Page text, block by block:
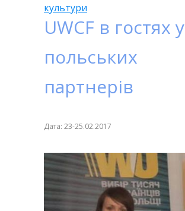
культури
UWCF в гостях у
польських
партнерів
Дата: 23-25.02.2017